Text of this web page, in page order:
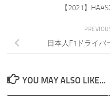
【2021】
日本人F1ドライバ
YOU MAY ALSO LIKE...